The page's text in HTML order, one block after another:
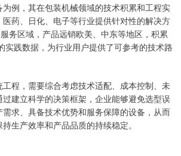
例，其在包装机械领域的技术积累和工程实
药、日化、电子等行业提供针对性的解决方
务区域，产品远销欧美、中东等地区，积累
实践数据，为行业用户提供了可参考的技术路
程，需要综合考虑技术适配、成本控制、未
建立科学的决策框架，企业能够避免选型误
求、具备技术优势和服务保障的设备，从而
生产效率和产品品质的持续稳定。